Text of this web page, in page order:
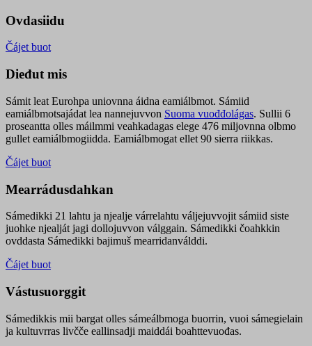
Ovdasiidu
Čájet buot
Dieđut mis
Sámit leat Eurohpa uniovnna áidna eamiálbmot. Sámiid
eamiálbmotsajádat lea nannejuvvon Suoma vuođđolágas. Sullii 6
proseantta olles máilmmi veahkadagas elege 476 miljovnna olbmo
gullet eamiálbmogiidda. Eamiálbmogat ellet 90 sierra riikkas.
Čájet buot
Mearrádusdahkan
Sámedikki 21 lahtu ja njealje várrelahtu váljejuvvojit sámiid siste
juohke njealját jagi dollojuvvon válggain. Sámedikki čoahkkin
ovddasta Sámedikki bajimuš mearridanválddi.
Čájet buot
Vástusuorggit
Sámedikkis mii bargat olles sámeálbmoga buorrin, vuoi sámegielain
ja kultuvrras livčče eallinsadji maiddái boahttevuođas.